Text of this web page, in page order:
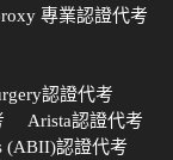
專業認證代考
認證代考
Arista認證代考
(ABII)認證代考